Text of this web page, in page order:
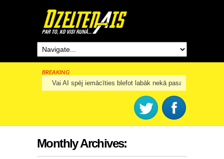
BREAKING
Rīga šogad svinēs 825. dzimšanas dienu
Monthly Archives: